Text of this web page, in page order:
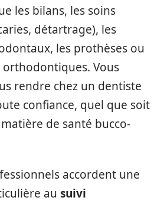
les bilans, les soins
détartrage), les
les prothèses ou
orthodontiques. Vous
rendre chez un dentiste
confiance, quel que soit
de santé bucco-
accordent une
au suivi